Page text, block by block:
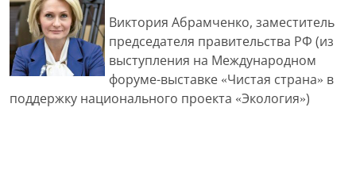
Виктория Абрамченко, заместитель
председателя правительства РФ (из
выступления на Международном
форуме-выставке «Чистая страна» в
поддержку национального проекта «Экология»)